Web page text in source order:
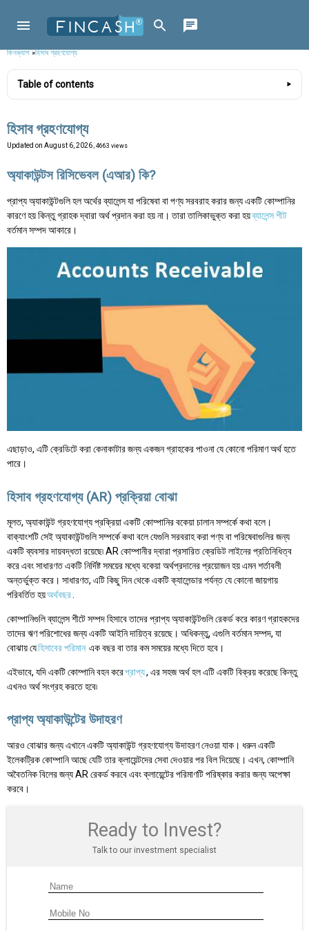
ফিনক্যাশ»হিসাব গ্রহণযোগ্য
Table of contents
হিসাব গ্রহণযোগ্য
Updated on August 6, 2026 , 4663 views
অ্যাকাউন্টস রিসিভেবল (এআর) কি?
প্রাপ্য অ্যাকাউন্টগুলি হল অর্থের ব্যালেন্স যা পরিষেবা বা পণ্য সরবরাহ করার জন্য একটি কোম্পানির
কারণে হয় কিন্তু গ্রাহক দ্বারা অর্থ প্রদান করা হয় না। তারা তালিকাভুক্ত করা হয়ব্যালেন্স শীট
বর্তমান সম্পদ আকারে।
এছাড়াও, এটি ক্রেডিটে করা কেনাকাটার জন্য একজন গ্রাহকের পাওনা যে কোনো পরিমাণ অর্থ হতে
পারে।
হিসাব গ্রহণযোগ্য (AR) প্রক্রিয়া বোঝা
মূলত, অ্যাকাউন্ট গ্রহণযোগ্য প্রক্রিয়া একটি কোম্পানির বকেয়া চালান সম্পর্কে কথা বলে।
বাক্যাংশটি সেই অ্যাকাউন্টগুলি সম্পর্কে কথা বলে যেগুলি সরবরাহ করা পণ্য বা পরিষেবাগুলির জন্য
একটি ব্যবসার দায়বদ্ধতা রয়েছে৷ AR কোম্পানীর দ্বারা প্রসারিত ক্রেডিট লাইনের প্রতিনিধিত্ব
করে এবং সাধারণত একটি নির্দিষ্ট সময়ের মধ্যে বকেয়া অর্থপ্রদানের প্রয়োজন হয় এমন শর্তাবলী
অন্তর্ভুক্ত করে। সাধারণত, এটি কিছু দিন থেকে একটি ক্যালেন্ডার পর্যন্ত যে কোনো জায়গায়
পরিবর্তিত হয়অর্থবছর
কোম্পানিগুলি ব্যালেন্স শীটে সম্পদ হিসাবে তাদের প্রাপ্য অ্যাকাউন্টগুলি রেকর্ড করে কারণ গ্রাহকদের
তাদের ঋণ পরিশোধের জন্য একটি আইনি দায়িত্ব রয়েছে। অধিকন্তু, এগুলি বর্তমান সম্পদ, যা
বোঝায় যেহিসাবের পরিমান এক বছর বা তার কম সময়ের মধ্যে দিতে হবে।
এইভাবে, যদি একটি কোম্পানি বহন করেপ্রাপ্য, এর সহজ অর্থ হল এটি একটি বিক্রয় করেছে কিন্তু
এখনও অর্থ সংগ্রহ করতে হবে৷
প্রাপ্য অ্যাকাউন্টের উদাহরণ
আরও বোঝার জন্য এখানে একটি অ্যাকাউন্ট গ্রহণযোগ্য উদাহরণ নেওয়া যাক। ধরুন একটি
ইলেকট্রিক কোম্পানি আছে যেটি তার ক্লায়েন্টদের সেবা দেওয়ার পর বিল দিয়েছে। এখন, কোম্পানি
অবৈতনিক বিলের জন্য AR রেকর্ড করবে এবং ক্লায়েন্টের পরিমাণটি পরিষ্কার করার জন্য অপেক্ষা
করবে।
Ready to Invest?
Talk to our investment specialist